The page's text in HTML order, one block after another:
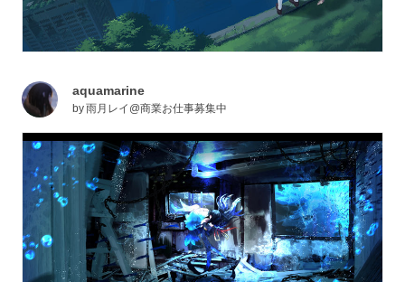
aquamarine
by雨月レイ@商業お仕事募集中